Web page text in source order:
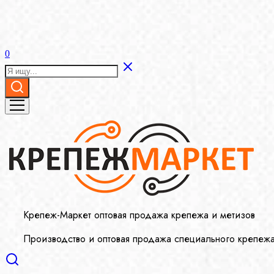
0
Крепеж-Маркет оптовая продажа крепежа и метизов
Производство и оптовая продажа специального